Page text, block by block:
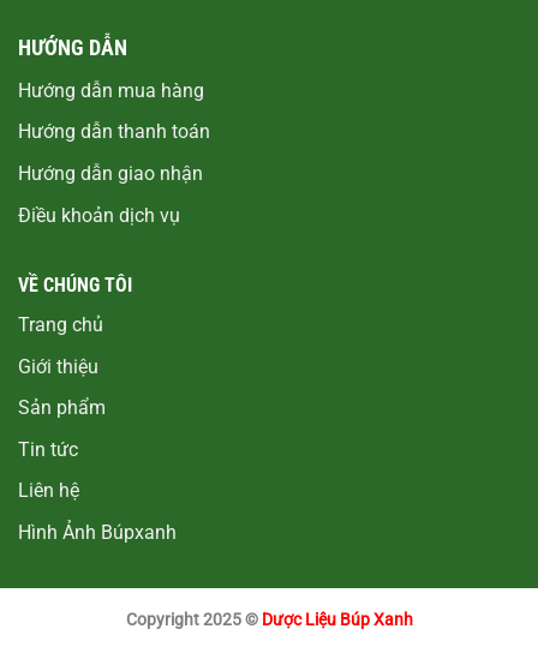
HƯỚNG DẪN
Hướng dẫn mua hàng
Hướng dẫn thanh toán
Hướng dẫn giao nhận
Điều khoản dịch vụ
VỀ CHÚNG TÔI
Trang chủ
Giới thiệu
Sản phẩm
Tin tức
Liên hệ
Hình Ảnh Búpxanh
Copyright 2025 © Dược Liệu Búp Xanh